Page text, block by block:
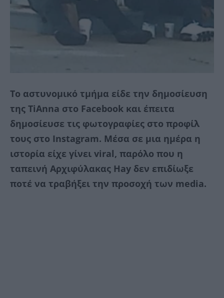
Το αστυνομικό τμήμα είδε την δημοσίευση
της TiAnna στο Facebook και έπειτα
δημοσίευσε τις φωτογραφίες στο προφίλ
τους στο Instagram. Μέσα σε μια ημέρα η
ιστορία είχε γίνει viral, παρόλο που η
ταπεινή Αρχιφύλακας Hay δεν επιδίωξε
ποτέ να τραβήξει την προσοχή των media.